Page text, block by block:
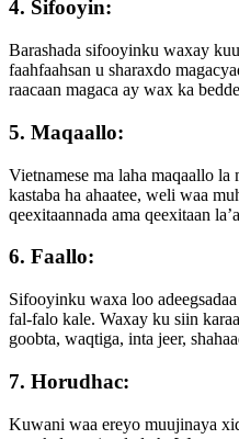
4. Sifooyin:
Barashada sifooyinku waxay
faahfaahsan u sharaxdo
raacaan magaca ay wax ka
5. Maqaallo:
Vietnamese ma laha maqaallo
kastaba ha ahaatee, weli waa
qeexitaannada ama qeexitaan
6. Faallo:
Sifooyinku waxa loo
fal-falo kale. Waxay ku siin
goobta, waqtiga, inta jeer,
7. Horudhac:
Kuwani waa ereyo muujinaya